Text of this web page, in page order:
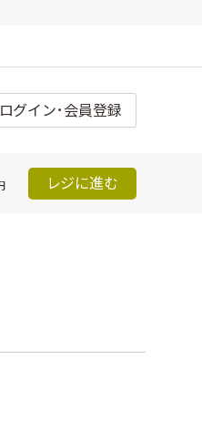
ログイン･会員登録
レジに進む